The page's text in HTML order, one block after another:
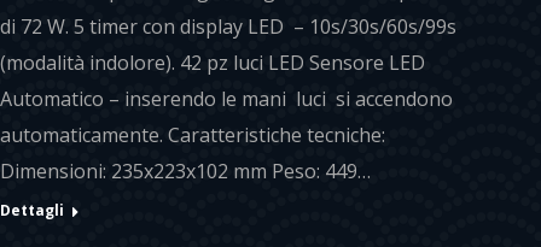
di 72 W. 5 timer con display LED – 10s/30s/60s/99s
(modalità indolore). 42 pz luci LED Sensore LED
Automatico – inserendo le mani luci si accendono
automaticamente. Caratteristiche tecniche:
Dimensioni: 235x223x102 mm Peso: 449…
Dettagli